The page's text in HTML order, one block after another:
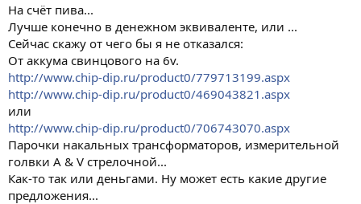
На счёт пива...
Лучше конечно в денежном эквиваленте, или ...
Сейчас скажу от чего бы я не отказался:
От аккума свинцового на 6v.
http://www.chip-dip.ru/product0/779713199.aspx
http://www.chip-dip.ru/product0/469043821.aspx
или
http://www.chip-dip.ru/product0/706743070.aspx
Парочки накальных трансформаторов, измерительной
голвки А & V стрелочной...
Как-то так или деньгами. Ну может есть какие другие
предложения...